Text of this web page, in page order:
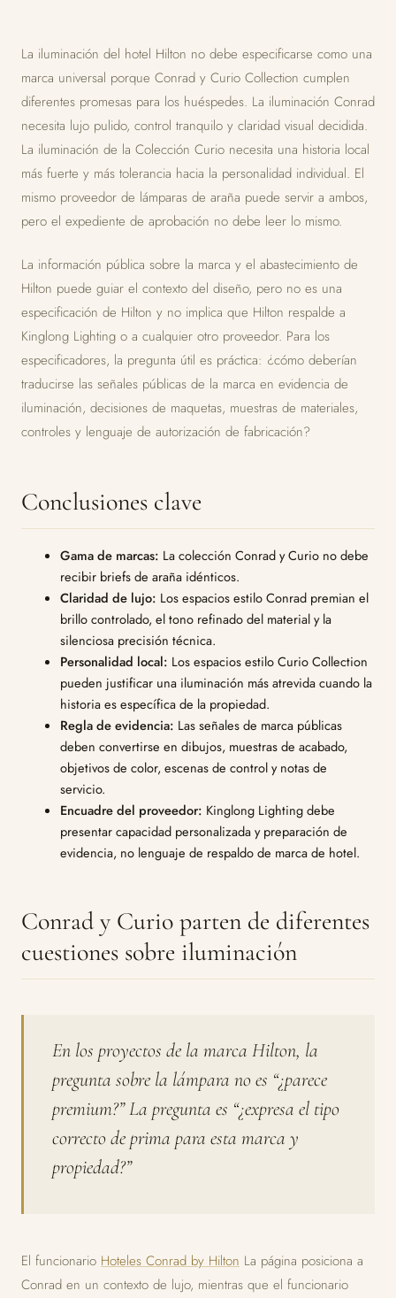
La iluminación del hotel Hilton no debe especificarse como una
marca universal porque Conrad y Curio Collection cumplen
diferentes promesas para los huéspedes. La iluminación Conrad
necesita lujo pulido, control tranquilo y claridad visual decidida.
La iluminación de la Colección Curio necesita una historia local
más fuerte y más tolerancia hacia la personalidad individual. El
mismo proveedor de lámparas de araña puede servir a ambos,
pero el expediente de aprobación no debe leer lo mismo.
La información pública sobre la marca y el abastecimiento de
Hilton puede guiar el contexto del diseño, pero no es una
especificación de Hilton y no implica que Hilton respalde a
Kinglong Lighting o a cualquier otro proveedor. Para los
especificadores, la pregunta útil es práctica: ¿cómo deberían
traducirse las señales públicas de la marca en evidencia de
iluminación, decisiones de maquetas, muestras de materiales,
controles y lenguaje de autorización de fabricación?
Conclusiones clave
Gama de marcas: La colección Conrad y Curio no debe
recibir briefs de araña idénticos.
Claridad de lujo: Los espacios estilo Conrad premian el
brillo controlado, el tono refinado del material y la
silenciosa precisión técnica.
Personalidad local: Los espacios estilo Curio Collection
pueden justificar una iluminación más atrevida cuando la
historia es específica de la propiedad.
Regla de evidencia: Las señales de marca públicas
deben convertirse en dibujos, muestras de acabado,
objetivos de color, escenas de control y notas de
servicio.
Encuadre del proveedor: Kinglong Lighting debe
presentar capacidad personalizada y preparación de
evidencia, no lenguaje de respaldo de marca de hotel.
Conrad y Curio parten de diferentes
cuestiones sobre iluminación
En los proyectos de la marca Hilton, la
pregunta sobre la lámpara no es “¿parece
premium?” La pregunta es “¿expresa el tipo
correcto de prima para esta marca y
propiedad?”
El funcionario Hoteles Conrad by Hilton La página posiciona a
Conrad en un contexto de lujo, mientras que el funcionario